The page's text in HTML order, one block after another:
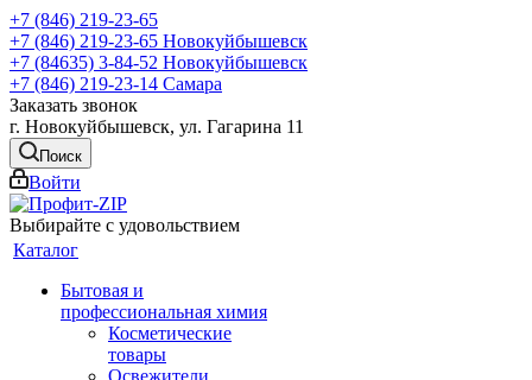
+7 (846) 219-23-65
+7 (846) 219-23-65 Новокуйбышевск
+7 (84635) 3-84-52 Новокуйбышевск
+7 (846) 219-23-14 Самара
Заказать звонок
г. Новокуйбышевск, ул. Гагарина 11
Поиск
Войти
Выбирайте с удовольствием
Каталог
Бытовая и
профессиональная химия
Косметические
товары
Освежители